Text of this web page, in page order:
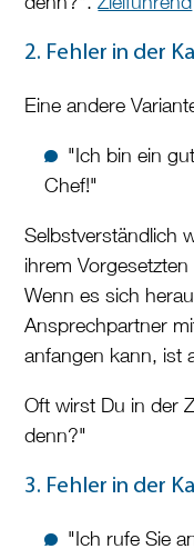
2. Fehler in der
Eine andere
"Ich bin ein
Chef!"
Selbstverständlich
ihrem
Wenn es sich
Ansprechpartner
anfangen kann, ist
Oft wirst Du in der
denn?"
3. Fehler in der
"Ich rufe Sie